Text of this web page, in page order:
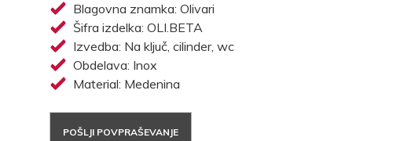
Blagovna znamka: Olivari
Šifra izdelka: OLI.BETA
Izvedba: Na ključ, cilinder, wc
Obdelava: Inox
Material: Medenina
POŠLJI POVPRAŠEVANJE